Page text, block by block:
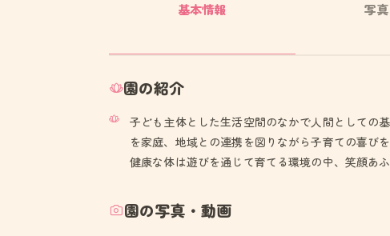
基本情報 写真
園の紹介
子ども主体とした生活空間のなかで人間としての
を家庭、地域との連携を図りながら子育ての喜び
健康な体は遊びを通じて育てる環境の中、笑顔あ
園の写真・動画